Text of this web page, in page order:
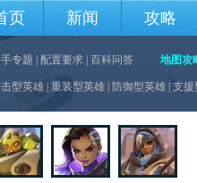
页 新闻 攻略
专题 配置要求 百科问答 地图攻
型英雄 重装型英雄 防御型英雄 支援